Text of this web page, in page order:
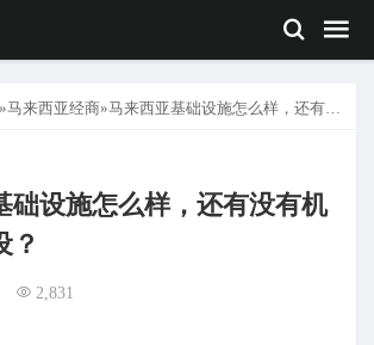
»马来西亚经商»马来西亚基础设施怎么样，还有没有机会参与建设？
础设施怎么样，还有没有机
？
2,831